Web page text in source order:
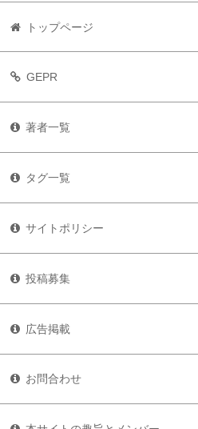
トップページ
GEPR
著者一覧
タグ一覧
サイトポリシー
投稿募集
広告掲載
お問合わせ